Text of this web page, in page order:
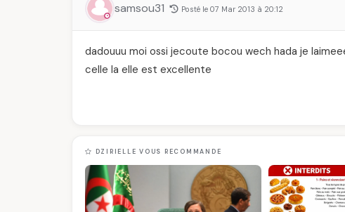
samsou31 Posté le 07 Mar 2013 à 20:12
dadouuu moi ossi jecoute bocou wech hada je
celle la elle est excellente
DZIRIELLE VOUS RECOMMANDE